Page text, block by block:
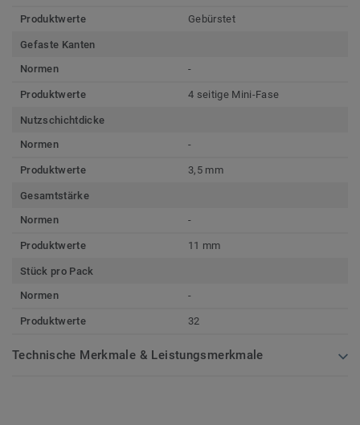
Produktwerte Gebürstet
Gefaste Kanten
Normen
-
Produktwerte 4 seitige Mini-Fase
Nutzschichtdicke
Normen
-
Produktwerte 3,5 mm
Gesamtstärke
Normen
-
Produktwerte 11 mm
Stück pro Pack
Normen
-
Produktwerte 32
Technische Merkmale & Leistungsmerkmale